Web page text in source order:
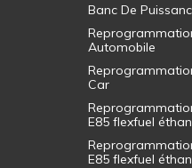
Banc De
Automobile
Car
E85 flexfuel
E85 flexfuel